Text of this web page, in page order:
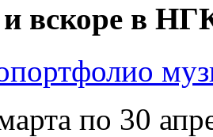
вскоре в
по 30